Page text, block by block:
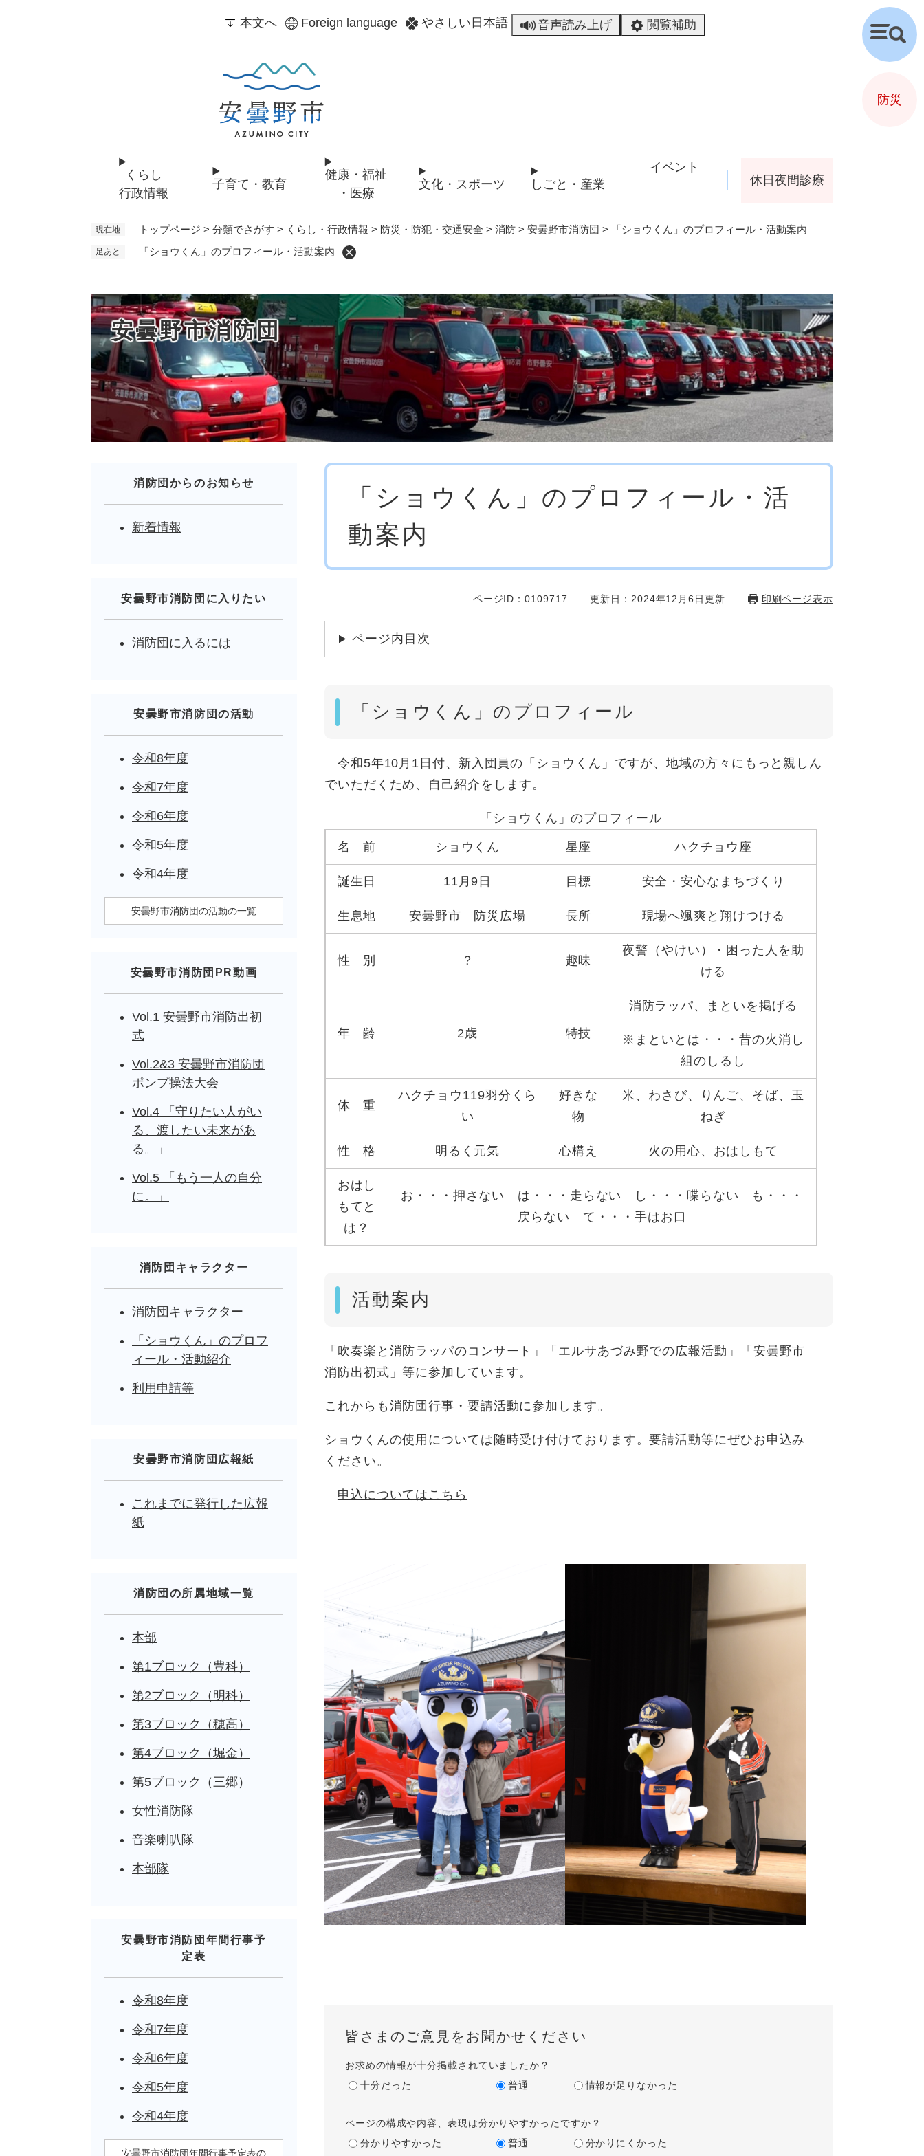
本文へ Foreign language やさしい日本語 音声読み上げ 閲覧補助
くらし
行政情報
子育て・教育
健康・福祉
・医療
文化・スポーツ しごと・産業
イベント
休日夜間診療
現在地 トップページ > 分類でさがす > くらし・行政情報 > 防災・防犯・交通安全 > 消防 > 安曇野市消防団 > 「ショウくん」のプロフィール・活動案内
足あと 「ショウくん」のプロフィール・活動案内
安曇野市消防団
「ショウくん」のプロフィール・活
動案内
ページID：0109717 更新日：2024年12月6日更新 印刷ページ表示
ページ内目次
「ショウくん」のプロフィール
令和5年10月1日付、新入団員の「ショウくん」ですが、地域の方々にもっと親しん
でいただくため、自己紹介をします。
「ショウくん」のプロフィール
名 前 ショウくん 星座 ハクチョウ座
誕生日 11月9日 目標 安全・安心なまちづくり
生息地 安曇野市 防災広場 長所 現場へ颯爽と翔けつける
性 別 ？ 趣味
夜警（やけい）・困った人を助
ける
年 齢 2歳 特技
消防ラッパ、まといを掲げる
※まといとは・・・昔の火消し
組のしるし
体 重
ハクチョウ119羽分くら
い
好きな
物
米、わさび、りんご、そば、玉
ねぎ
性 格 明るく元気 心構え 火の用心、おはしもて
おはし
もてと
は？
お・・・押さない は・・・走らない し・・・喋らない も・・・
戻らない て・・・手はお口
活動案内
「吹奏楽と消防ラッパのコンサート」「エルサあづみ野での広報活動」「安曇野市
消防出初式」等に参加しています。
これからも消防団行事・要請活動に参加します。
ショウくんの使用については随時受け付けております。要請活動等にぜひお申込み
ください。
申込についてはこちら
皆さまのご意見をお聞かせください
お求めの情報が十分掲載されていましたか？
十分だった
普通 情報が足りなかった
ページの構成や内容、表現は分かりやすかったですか？
分かりやすかった
普通 分かりにくかった
消防団からのお知らせ
新着情報
安曇野市消防団に入りたい
消防団に入るには
安曇野市消防団の活動
令和8年度
令和7年度
令和6年度
令和5年度
令和4年度
安曇野市消防団の活動の一覧
安曇野市消防団PR動画
Vol.1 安曇野市消防出初
式
Vol.2&3 安曇野市消防団
ポンプ操法大会
Vol.4 「守りたい人がい
る、渡したい未来があ
る。」
Vol.5 「もう一人の自分
に。」
消防団キャラクター
消防団キャラクター
「ショウくん」のプロフ
ィール・活動紹介
利用申請等
安曇野市消防団広報紙
これまでに発行した広報
紙
消防団の所属地域一覧
本部
第1ブロック（豊科）
第2ブロック（明科）
第3ブロック（穂高）
第4ブロック（堀金）
第5ブロック（三郷）
女性消防隊
音楽喇叭隊
本部隊
安曇野市消防団年間行事予
定表
令和8年度
令和7年度
令和6年度
令和5年度
令和4年度
安曇野市消防団年間行事予定表の
検
索
防災